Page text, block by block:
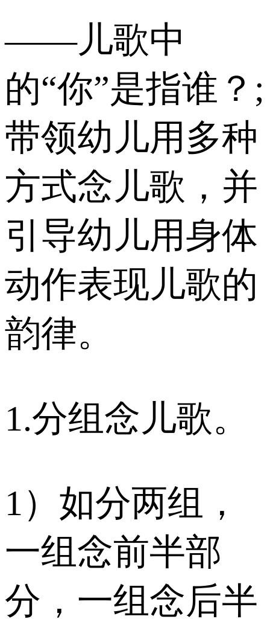
——儿歌中
的“你”是指谁？;
带领幼儿用多种
方式念儿歌，并
引导幼儿用身体
动作表现儿歌的
韵律。
1.分组念儿歌。
1）如分两组，
一组念前半部
分，一组念后半